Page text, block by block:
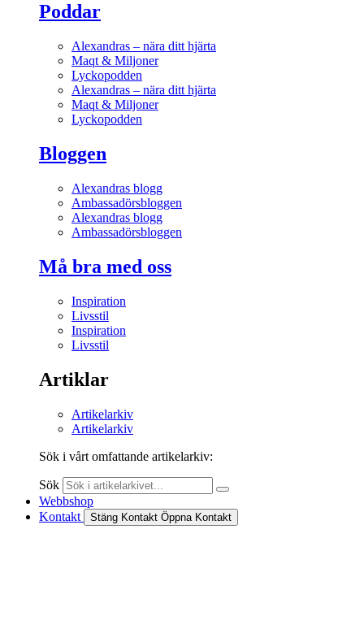
Poddar
Alexandras – nära ditt hjärta
Maqt & Miljoner
Lyckopodden
Alexandras – nära ditt hjärta
Maqt & Miljoner
Lyckopodden
Bloggen
Alexandras blogg
Ambassadörsbloggen
Alexandras blogg
Ambassadörsbloggen
Må bra med oss
Inspiration
Livsstil
Inspiration
Livsstil
Artiklar
Artikelarkiv
Artikelarkiv
Sök i vårt omfattande artikelarkiv:
Sök
Webbshop
Kontakt
Stäng Kontakt Öppna Kontakt